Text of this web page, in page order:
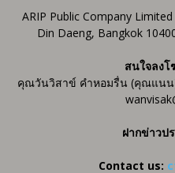
ARIP Public Company
Din Daeng, Bangkok
สนใจลง
คุณวันวิสาข์ คำหอมรื่น (คุณแนน)
ฝากข่าวป
Contact us: